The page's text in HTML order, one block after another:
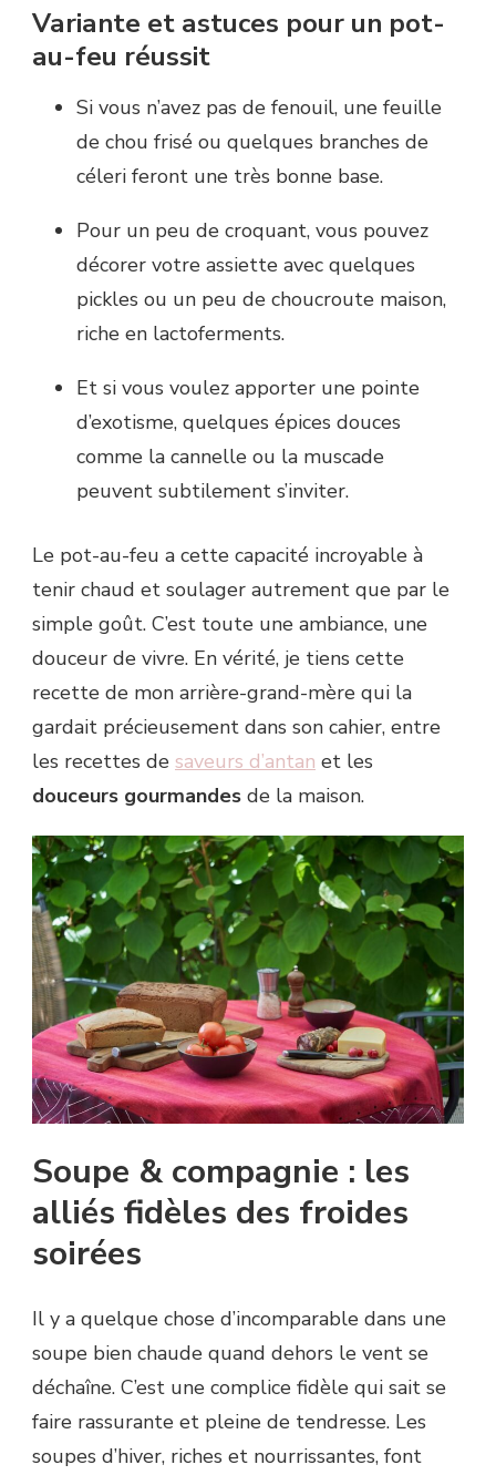
Variante et astuces pour un pot-
au-feu réussit
Si vous n’avez pas de fenouil, une feuille
de chou frisé ou quelques branches de
céleri feront une très bonne base.
Pour un peu de croquant, vous pouvez
décorer votre assiette avec quelques
pickles ou un peu de choucroute maison,
riche en lactoferments.
Et si vous voulez apporter une pointe
d’exotisme, quelques épices douces
comme la cannelle ou la muscade
peuvent subtilement s’inviter.
Le pot-au-feu a cette capacité incroyable à
tenir chaud et soulager autrement que par le
simple goût. C’est toute une ambiance, une
douceur de vivre. En vérité, je tiens cette
recette de mon arrière-grand-mère qui la
gardait précieusement dans son cahier, entre
les recettes de saveurs d’antan et les
douceurs gourmandes de la maison.
Soupe & compagnie : les
alliés fidèles des froides
soirées
Il y a quelque chose d’incomparable dans une
soupe bien chaude quand dehors le vent se
déchaîne. C’est une complice fidèle qui sait se
faire rassurante et pleine de tendresse. Les
soupes d’hiver, riches et nourrissantes, font